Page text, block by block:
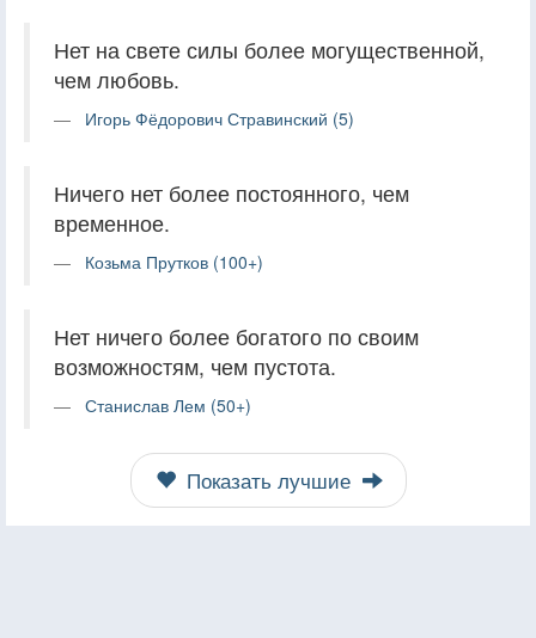
Нет на свете силы более могущественной,
чем любовь.
Игорь Фёдорович Стравинский (5)
Ничего нет более постоянного, чем
временное.
Козьма Прутков (100+)
Нет ничего более богатого по своим
возможностям, чем пустота.
Станислав Лем (50+)
Показать лучшие